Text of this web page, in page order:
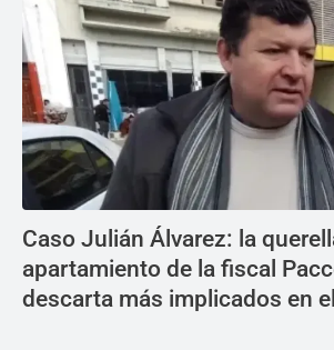
Caso Julián Álvarez: la
apartamiento de la fiscal
descarta más implicados en